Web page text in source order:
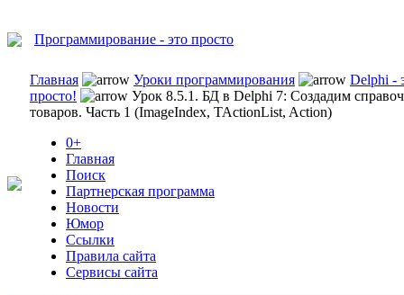
Программирование - это просто
Главная Уроки программирования
Delphi -
просто!
Урок 8.5.1. БД в Delphi 7: Создадим
товаров. Часть 1 (ImageIndex, TActionList, Action)
0+
Главная
Поиск
Партнерская программа
Новости
Юмор
Ссылки
Правила сайта
Сервисы сайта